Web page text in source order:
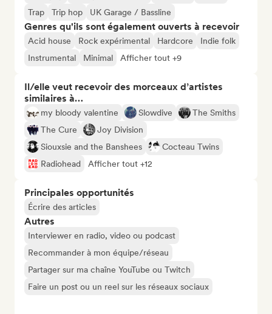
Trap
Trip hop UK Garage / Bassline
Genres qu'ils sont également ouverts à recevoir
Acid house Rock expérimental Hardcore
Indie folk
Instrumental
Minimal Afficher tout +9
Il/elle veut recevoir des morceaux d’artistes
similaires à…
my bloody valentine Slowdive
The Smiths
The Cure
Joy Division
Siouxsie and the Banshees
Cocteau Twins
Radiohead
Afficher tout +12
Principales opportunités
Écrire des articles
Autres
Interviewer en radio, video ou podcast
Recommander à mon équipe/réseau
Partager sur ma chaîne YouTube ou Twitch
Faire un post ou un reel sur les réseaux sociaux